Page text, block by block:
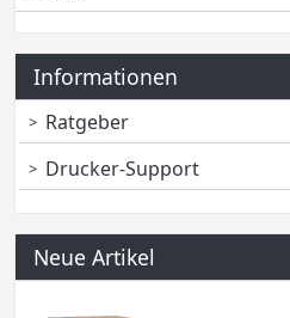
Informationen
Ratgeber
Drucker-Support
Neue Artikel